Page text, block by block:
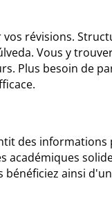
révisions.
Vous y
Plus besoin de
des informations
académiques
bénéficiez ainsi